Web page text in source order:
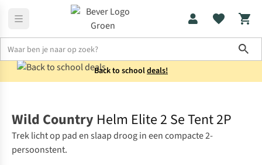
Back to schooldeals!
Wild Country Helm Elite 2 Se Tent 2P
Trek licht op pad en slaap droog in een compacte 2-
persoonstent.